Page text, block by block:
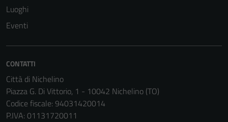
Luoghi
Eventi
CONTATTI
Città di Nichelino
Piazza G. Di Vittorio, 1 - 10042 Nichelino (TO)
Codice fiscale: 94031420014
P.IVA: 01131720011